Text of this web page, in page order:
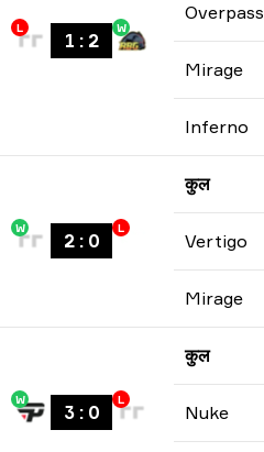
L
1 : 2
W
Overpass
Mirage
Inferno
W
2: 0
L
कुल
Vertigo
Mirage
W
3: 0
L
कुल
Nuke